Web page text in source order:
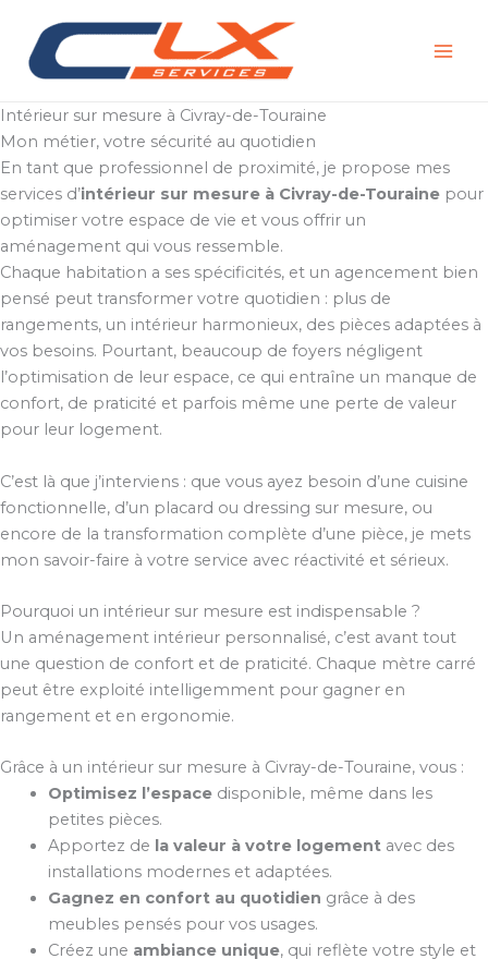
contenu
Intérieur sur mesure à Civray-de-Touraine
Mon métier, votre sécurité au quotidien
En tant que professionnel de proximité, je propose mes
services d’intérieur sur mesure à Civray-de-Touraine pour
optimiser votre espace de vie et vous offrir un
aménagement qui vous ressemble.
Chaque habitation a ses spécificités, et un agencement bien
pensé peut transformer votre quotidien : plus de
rangements, un intérieur harmonieux, des pièces adaptées à
vos besoins. Pourtant, beaucoup de foyers négligent
l’optimisation de leur espace, ce qui entraîne un manque de
confort, de praticité et parfois même une perte de valeur
pour leur logement.
C’est là que j’interviens : que vous ayez besoin d’une cuisine
fonctionnelle, d’un placard ou dressing sur mesure, ou
encore de la transformation complète d’une pièce, je mets
mon savoir-faire à votre service avec réactivité et sérieux.
Pourquoi un intérieur sur mesure est indispensable ?
Un aménagement intérieur personnalisé, c’est avant tout
une question de confort et de praticité. Chaque mètre carré
peut être exploité intelligemment pour gagner en
rangement et en ergonomie.
Grâce à un intérieur sur mesure à Civray-de-Touraine, vous :
Optimisez l’espacedisponible, même dans les
petites pièces.
Apportez de la valeur à votre logementavec des
installations modernes et adaptées.
Gagnez en confort au quotidien grâce à des
meubles pensés pour vos usages.
Créez une ambiance unique, qui reflète votre style et